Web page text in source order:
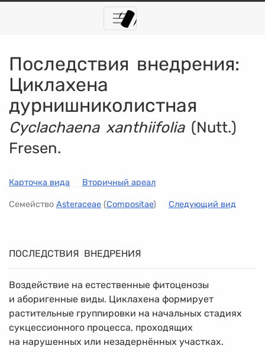
Последствия внедрения:
Циклахена
дурнишниколистная
Cyclachaena xanthiifolia(Nutt.)
Fresen.
Карточка вида Вторичный ареал
Семейство Asteraceae (Compositae) Следующий вид
ПОСЛЕДСТВИЯ ВНЕДРЕНИЯ
Воздействие на естественные фитоценозы
и аборигенные виды. Циклахена формирует
растительные группировки на начальных стадиях
сукцессионного процесса, проходящих
на нарушенных или незадернённых участках.